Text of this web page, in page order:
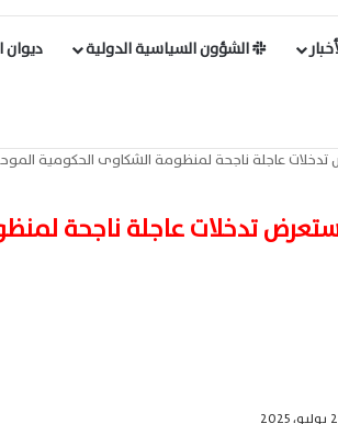
الشؤون السياسية الدولية ديوان
تدخلات عاجلة ناجحة لمنظومة الشكاوى الحكومية
تدخلات عاجلة ناجحة